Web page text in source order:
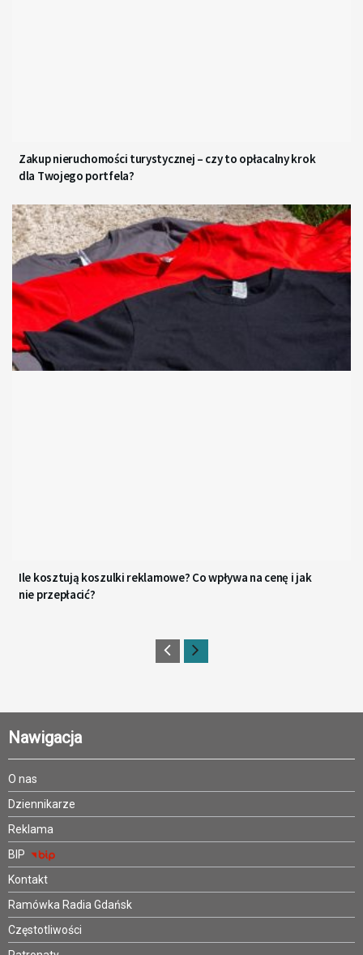
Zakup nieruchomości turystycznej – czy to opłacalny krok
dla Twojego portfela?
Ile kosztują koszulki reklamowe? Co wpływa na cenę i jak
nie przepłacić?
Nawigacja
O nas
Dziennikarze
Reklama
BIP
Kontakt
Ramówka Radia Gdańsk
Częstotliwości